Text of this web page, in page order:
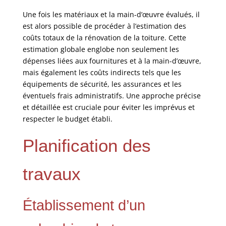
Une fois les matériaux et la main-d’œuvre évalués, il
est alors possible de procéder à l’estimation des
coûts totaux de la rénovation de la toiture. Cette
estimation globale englobe non seulement les
dépenses liées aux fournitures et à la main-d’œuvre,
mais également les coûts indirects tels que les
équipements de sécurité, les assurances et les
éventuels frais administratifs. Une approche précise
et détaillée est cruciale pour éviter les imprévus et
respecter le budget établi.
Planification des
travaux
Établissement d’un